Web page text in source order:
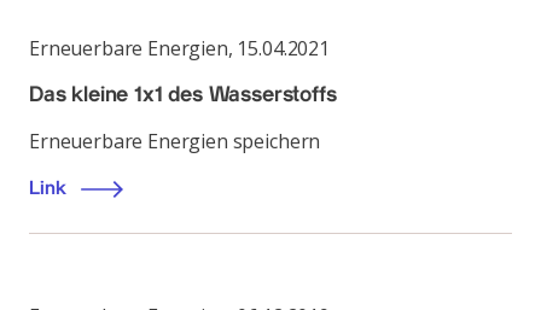
Erneuerbare Energien, 15.04.2021
Das kleine 1x1 des Wasserstoffs
Erneuerbare Energien speichern
Link